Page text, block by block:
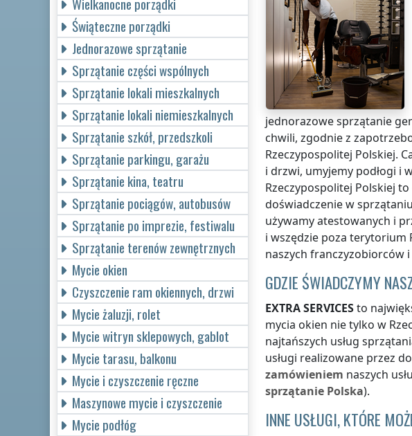
jednorazowe sprzątanie
chwili, zgodnie z
Rzeczypospolitej Polskiej.
i drzwi, umyjemy podłogi i
Rzeczypospolitej Polskiej to
doświadczenie w
używamy atestowanych i
i wszędzie poza terytorium
naszych franczyzobiorców
GDZIE ŚWIADCZYMY
EXTRA SERVICESto
mycia okien nie tylko w
najtańszych usług
usługi realizowane przez
zamówieniem naszych
sprzątanie Polska).
INNE USŁUGI, KTÓRE
Wielkanocne porządki
Świąteczne porządki
Jednorazowe sprzątanie
Sprzątanie części wspólnych
Sprzątanie lokali mieszkalnych
Sprzątanie lokali niemieszkalnych
Sprzątanie szkół, przedszkoli
Sprzątanie parkingu, garażu
Sprzątanie kina, teatru
Sprzątanie pociągów, autobusów
Sprzątanie po imprezie, festiwalu
Sprzątanie terenów zewnętrznych
Mycie okien
Czyszczenie ram okiennych, drzwi
Mycie żaluzji, rolet
Mycie witryn sklepowych, gablot
Mycie tarasu, balkonu
Mycie i czyszczenie ręczne
Maszynowe mycie i czyszczenie
Mycie podłóg